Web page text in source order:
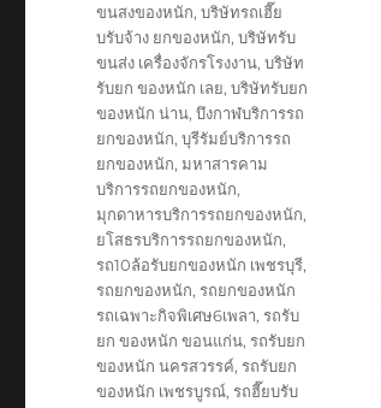
ขนสงของหนัก,บริษัทรถเฮี๊ย
บรับจ้าง ยกของหนัก,บริษัทรับ
ขนส่ง เครื่องจักรโรงงาน,บริษัท
รับยก ของหนัก เลย,บริษัทรับยก
ของหนัก น่าน,บึงกาฬบริการรถ
ยกของหนัก,บุรีรัมย์บริการรถ
ยกของหนัก,มหาสารคาม
บริการรถยกของหนัก,
มุกดาหารบริการรถยกของหนัก,
ยโสธรบริการรถยกของหนัก,
รถ10ล้อรับยกของหนัก เพชรบุรี,
รถยกของหนัก,รถยกของหนัก
รถเฉพาะกิจพิเศษ6เพลา,รถรับ
ยก ของหนัก ขอนแก่น,รถรับยก
ของหนัก นครสวรรค์,รถรับยก
ของหนัก เพชรบูรณ์,รถฮี๊ยบรับ